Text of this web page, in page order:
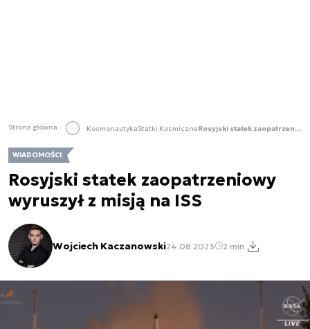
Strona główna KosmonautykaStatki Kosmiczne Rosyjski statek zaopatrzeniowy wyruszył z misją na ISS
WIADOMOŚCI
Rosyjski statek zaopatrzeniowy
wyruszył z misją na ISS
Wojciech Kaczanowski24.08.2023 2 min.